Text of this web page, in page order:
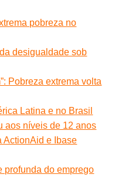
pobreza no
desigualdade sob
Pobreza extrema volta
Latina e no Brasil
aos níveis de 12 anos
ActionAid e Ibase
profunda do emprego